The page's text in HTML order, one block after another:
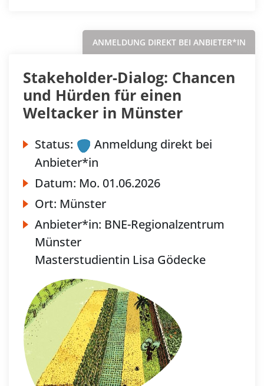
ANMELDUNG DIREKT BEI ANBIETER*IN
Stakeholder-Dialog: Chancen
und Hürden für einen
Weltacker in Münster
Status:
Anmeldung direkt bei
Anbieter*in
Datum: Mo. 01.06.2026
Ort: Münster
Anbieter*in: BNE-Regionalzentrum
Münster
Masterstudientin Lisa Gödecke